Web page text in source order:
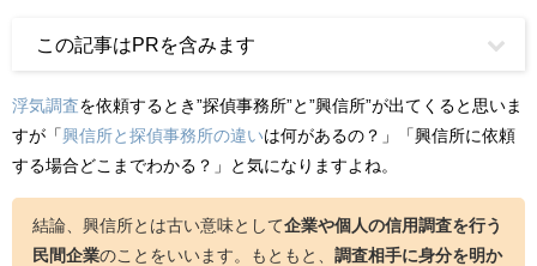
この記事はPRを含みます
浮気調査を依頼するとき”探偵事務所”と”興信所”が出てくると思いま
すが「興信所と探偵事務所の違いは何があるの？」「興信所に依頼
する場合どこまでわかる？」と気になりますよね。
結論、興信所とは古い意味として企業や個人の信用調査を行う
民間企業のことをいいます。もともと、 調査相手に身分を明か